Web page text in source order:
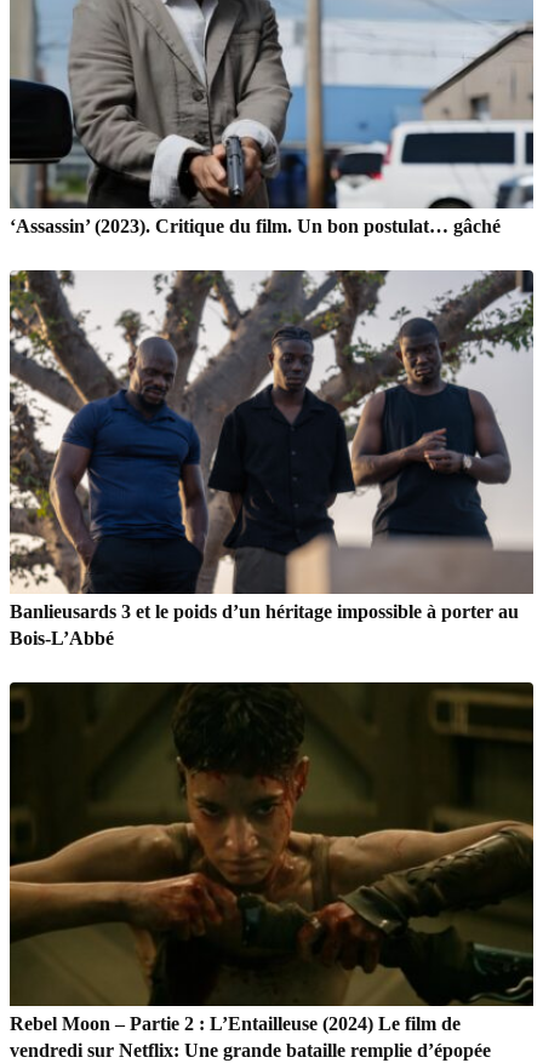
‘Assassin’ (2023). Critique du film. Un bon postulat… gâché
Banlieusards 3 et le poids d’un héritage impossible à porter au
Bois-L’Abbé
Rebel Moon – Partie 2 : L’Entailleuse (2024) Le film de
vendredi sur Netflix: Une grande bataille remplie d’épopée